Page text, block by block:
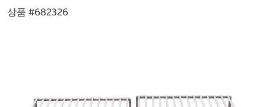
상품 #682326